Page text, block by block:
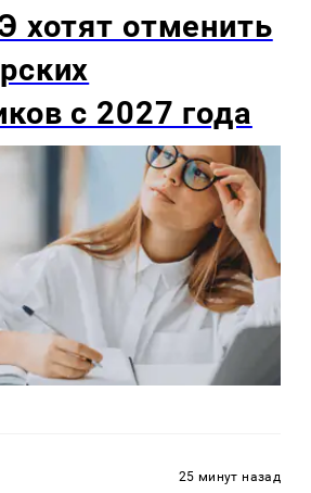
хотят отменить
с 2027 года
25 минут назад